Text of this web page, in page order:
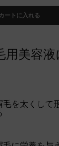
カートに入れる
用美容
毛を太くして